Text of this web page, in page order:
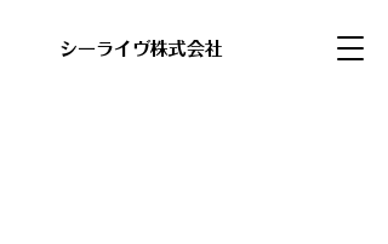
​シーライヴ株式会社